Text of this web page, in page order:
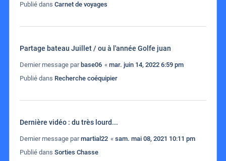
Publié dans Carnet de voyages
Partage bateau Juillet / ou à l'année Golfe juan
Dernier message par base06 « mar. juin 14, 2022 6:59 pm
Publié dans Recherche coéquipier
Dernière vidéo : du très lourd...
Dernier message parmartial22 « sam. mai 08, 2021 10:11 pm
Publié dans Sorties Chasse